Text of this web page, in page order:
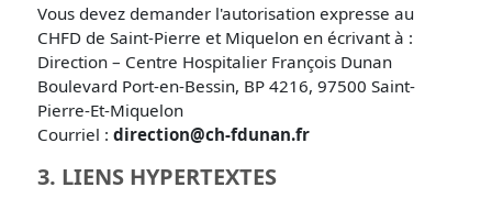
Vous devez demander l'autorisation expresse au
CHFD de Saint-Pierre et Miquelon en écrivant à :
Direction – Centre Hospitalier François Dunan
Boulevard Port-en-Bessin, BP 4216, 97500 Saint-
Pierre-Et-Miquelon
Courriel : direction@ch-fdunan.fr
3. LIENS HYPERTEXTES